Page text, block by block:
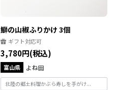
鰤の山椒ふりかけ 3個
ギフト対応可
3,780円(税込)
富山県 よね田
北陸の郷土料理かぶら寿しを手がけ...